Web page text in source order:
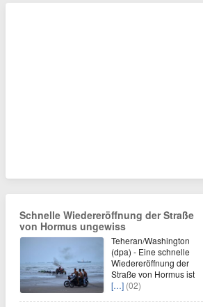
Schnelle Wiedereröffnung der Straße
von Hormus ungewiss
Teheran/Washington
(dpa) - Eine schnelle
Wiedereröffnung der
Straße von Hormus ist
[…] (02)